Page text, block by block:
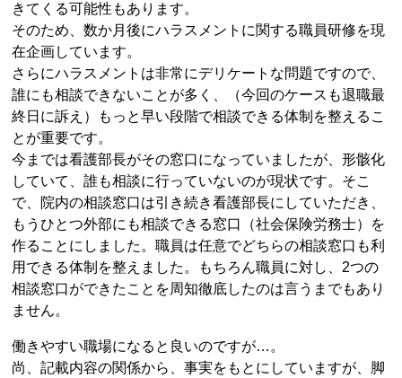
きてくる可能性もあります。
そのため、数か月後にハラスメントに関する職員研修を現
在企画しています。
さらにハラスメントは非常にデリケートな問題ですので、
誰にも相談できないことが多く、（今回のケースも退職最
終日に訴え）もっと早い段階で相談できる体制を整えるこ
とが重要です。
今までは看護部長がその窓口になっていましたが、形骸化
していて、誰も相談に行っていないのが現状です。そこ
で、院内の相談窓口は引き続き看護部長にしていただき、
もうひとつ外部にも相談できる窓口（社会保険労務士）を
作ることにしました。職員は任意でどちらの相談窓口も利
用できる体制を整えました。もちろん職員に対し、2つの
相談窓口ができたことを周知徹底したのは言うまでもあり
ません。
働きやすい職場になると良いのですが…。
尚、記載内容の関係から、事実をもとにしていますが、脚